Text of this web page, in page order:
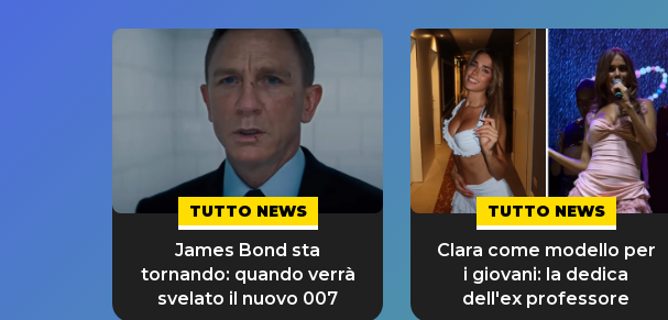
TUTTO NEWS
James Bond sta
tornando: quando verrà
svelato il nuovo 007
TUTTO NEWS
Clara come modello per
i giovani: la dedica
dell'ex professore